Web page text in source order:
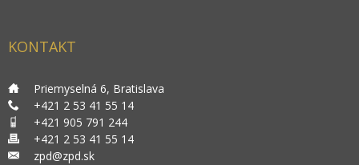
KONTAKT
Priemyselná 6, Bratislava
+421 2 53 41 55 14
+421 905 791 244
+421 2 53 41 55 14
zpd@zpd.sk